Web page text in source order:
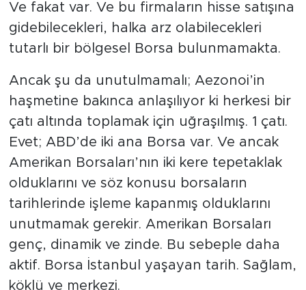
Ve fakat var. Ve bu firmaların hisse satışına
gidebilecekleri, halka arz olabilecekleri
tutarlı bir bölgesel Borsa bulunmamakta.
Ancak şu da unutulmamalı; Aezonoi’in
haşmetine bakınca anlaşılıyor ki herkesi bir
çatı altında toplamak için uğraşılmış. 1 çatı.
Evet; ABD’de iki ana Borsa var. Ve ancak
Amerikan Borsaları’nın iki kere tepetaklak
olduklarını ve söz konusu borsaların
tarihlerinde işleme kapanmış olduklarını
unutmamak gerekir. Amerikan Borsaları
genç, dinamik ve zinde. Bu sebeple daha
aktif. Borsa İstanbul yaşayan tarih. Sağlam,
köklü ve merkezi.